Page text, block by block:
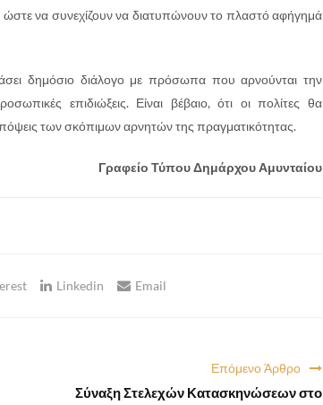
ώστε να συνεχίζουν να διατυπώνουν το πλαστό αφήγημά
δημόσιο διάλογο με πρόσωπα που αρνούνται την
επιδιώξεις. Είναι βέβαιο, ότι οι πολίτες θα
των σκόπιμων αρνητών της πραγματικότητας.
Γραφείο Τύπου Δημάρχου Αμυνταίου
Linkedin Email
Επόμενο Άρθρο
Σύναξη Στελεχών Κατασκηνώσεων στο